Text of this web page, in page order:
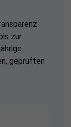
zur
geprüften